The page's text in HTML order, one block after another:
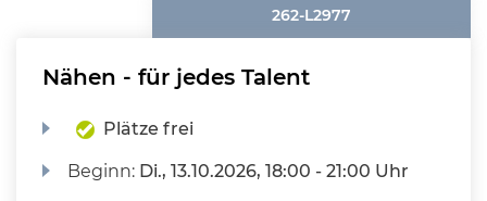
262-L2977
Nähen - für jedes Talent
Plätze frei
Beginn: Di., 13.10.2026, 18:00 - 21:00 Uhr